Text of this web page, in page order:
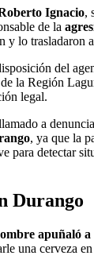
Ignacio,
de la
y lo trasladaron
del
la Región
legal.
a
, ya que la
para detectar
Durango
apuñaló
una cerveza en